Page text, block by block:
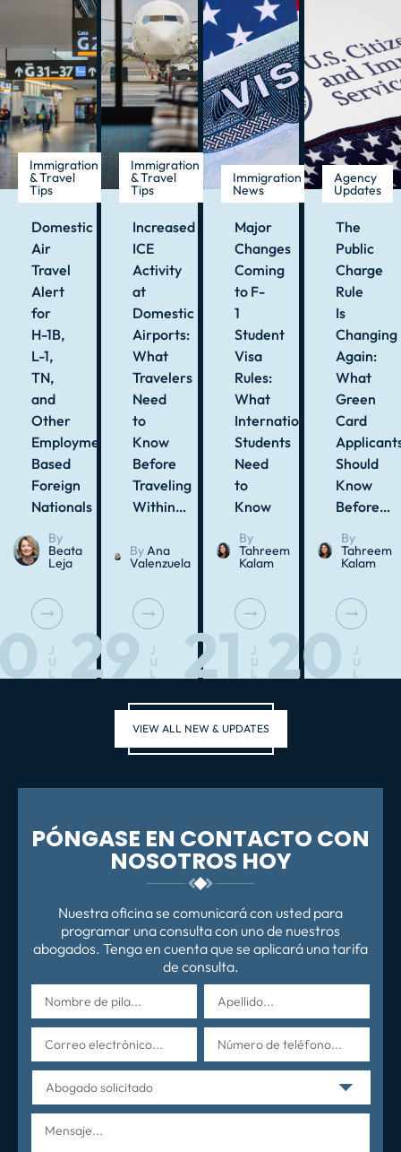
Immigration
& Travel
Tips
Domestic
Air
Travel
Alert
for
H-1B,
L-1,
TN,
and
Other
Employment-
Based
Foreign
Nationals
By
Beata
Leja
J
U
L
Immigration
& Travel
Tips
Increased
ICE
Activity
at
Domestic
Airports:
What
Travelers
Need
to
Know
Before
Traveling
Within…
ByAna
Valenzuela
29
J
U
L
Immigration
News
Major
Changes
Coming
to F-
1
Student
Visa
Rules:
What
International
Students
Need
to
Know
By
Tahreem
Kalam
21
J
U
L
Agency
Updates
The
Public
Charge
Rule
Is
Changing
Again:
What
Green
Card
Should
Know
Before…
By
Tahreem
Kalam
20
J
U
L
VIEW ALL NEW & UPDATES
PÓNGASE EN CONTACTO CON
NOSOTROS HOY
Nuestra oficina se comunicará con usted para
programar una consulta con uno de nuestros
abogados. Tenga en cuenta que se aplicará una tarifa
de consulta.